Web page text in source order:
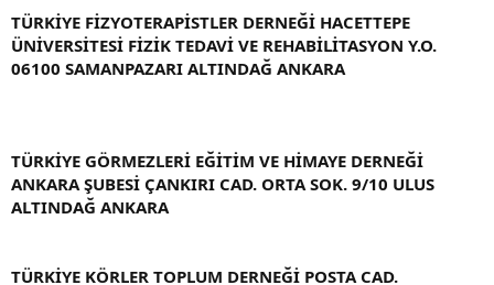
TÜRKİYE FİZYOTERAPİSTLER DERNEĞİ HACETTEPE
ÜNİVERSİTESİ FİZİK TEDAVİ VE REHABİLİTASYON Y.O.
06100 SAMANPAZARI ALTINDAĞ ANKARA
TÜRKİYE GÖRMEZLERİ EĞİTİM VE HİMAYE DERNEĞİ
ANKARA ŞUBESİ ÇANKIRI CAD. ORTA SOK. 9/10 ULUS
ALTINDAĞ ANKARA
TÜRKİYE KÖRLER TOPLUM DERNEĞİ POSTA CAD.